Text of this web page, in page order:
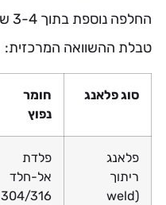
החלפה נוספת בתוך 3-4 שנים.
טבלת ההשוואה המרכזית:
סוג פלאנג
חומר
נפוץ
פלאנג
ריתוך
(weld
פלדת
אל-חלד
304/316